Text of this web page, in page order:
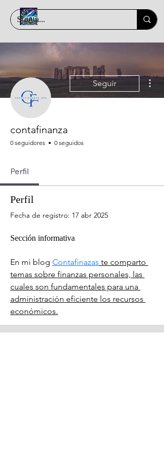
Seguir
contafinanza
0 seguidores 0 seguidos
Perfil
Perfil
Fecha de registro: 17 abr 2025
Sección informativa
En mi blog Contafinazas te comparto
temas sobre finanzas personales, las
cuales son fundamentales para una
administración eficiente los recursos
económicos.